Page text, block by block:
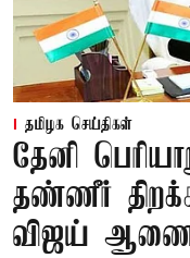
தமிழக செய்திகள்
தேனி
தண்ணீர்
விஜய்